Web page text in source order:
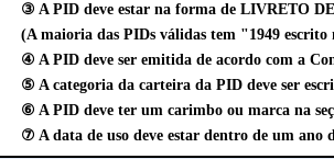
③ A PID deve estar na forma de LIVRETO
(A maioria das PIDs válidas tem "1949 escrito
④ A PID deve ser emitida de acordo com a
⑤ A categoria da carteira da PID deve ser
⑥ A PID deve ter um carimbo ou marca na
⑦ A data de uso deve estar dentro de um ano